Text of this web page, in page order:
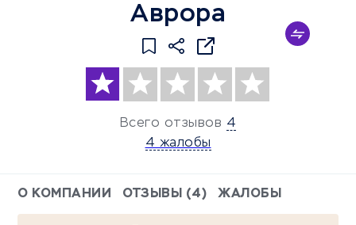
Аврора
Всего отзывов 4
4 жалобы
О КОМПАНИИ ОТЗЫВЫ (4) ЖАЛОБЫ